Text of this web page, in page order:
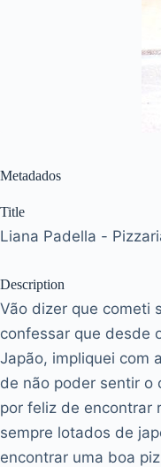
Metadados
Title
Liana Padella -
Description
Vão dizer que cometi
confessar que desde
Japão, impliquei com
de não poder sentir o
por feliz de encontrar
sempre lotados de
encontrar uma boa